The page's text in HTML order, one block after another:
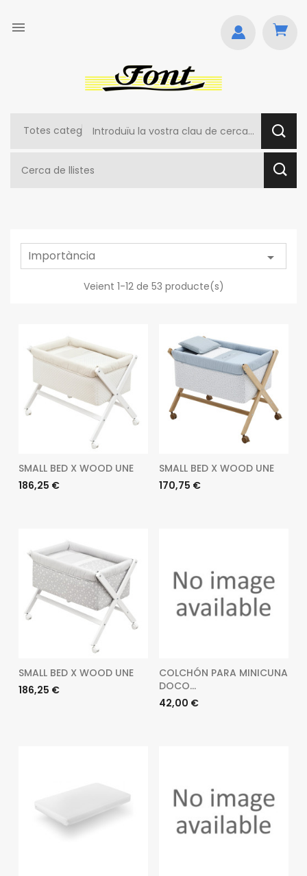

Importància 
Veient 1-12 de 53 producte(s)
SMALL BED X WOOD UNE
Preu
186,25 €
SMALL BED X WOOD UNE
Preu
170,75 €
SMALL BED X WOOD UNE
Preu
186,25 €
COLCHÓN PARA MINICUNA
DOCO...
Preu
42,00 €